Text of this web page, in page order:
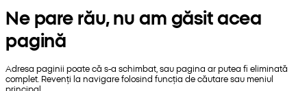
Ne pare rău, nu am găsit acea
pagină
Adresa paginii poate că s-a schimbat, sau pagina ar putea fi eliminată
complet. Revenți la navigare folosind funcția de căutare sau meniul
principal.